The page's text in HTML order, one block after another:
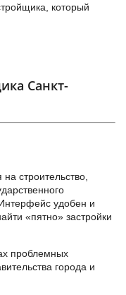
который
Санкт-
строительство,
удобен и
«пятно» застройки
проблемных
города и